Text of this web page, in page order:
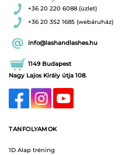
+36 20 220 6088 (üzlet)
+36 20 352 1685 (webáruház)
info@lashandlashes.hu
1149 Budapest
Nagy Lajos Király útja 108.
TANFOLYAMOK
1D Alap tréning